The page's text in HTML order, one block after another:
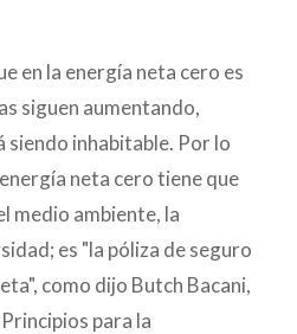
en la energía neta cero es
siguen aumentando,
siendo inhabitable. Por lo
neta cero tiene que
medio ambiente, la
es "la póliza de seguro
como dijo Butch Bacani,
para la